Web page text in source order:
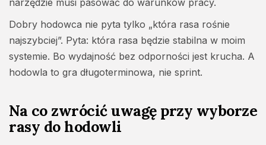
narzędzie musi pasować do warunków pracy.
Dobry hodowca nie pyta tylko „która rasa rośnie
najszybciej”. Pyta: która rasa będzie stabilna w moim
systemie. Bo wydajność bez odporności jest krucha. A
hodowla to gra długoterminowa, nie sprint.
Na co zwrócić uwagę przy wyborze
rasy do hodowli